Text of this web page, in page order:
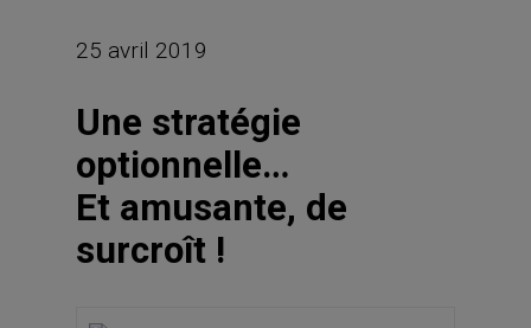
25 avril 2019
Une stratégie
optionnelle…
Et amusante, de
surcroît !